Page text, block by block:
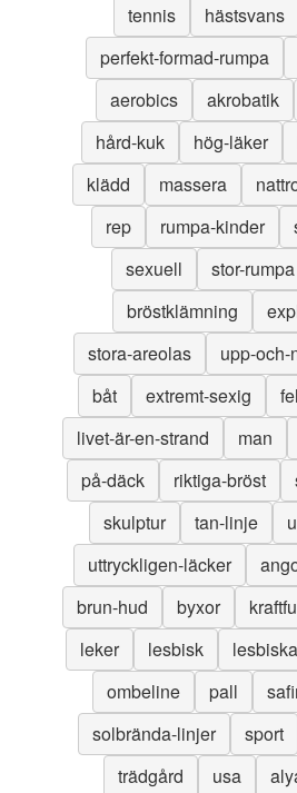
tennis
hästsvans
perfekt-formad-rumpa
aerobics
akrobatik
hård-kuk
hög-läker
klädd
massera
rep
rumpa-kinder
sexuell
stor-rumpa
bröstklämning
stora-areolas
upp-och-
båt
extremt-sexig
livet-är-en-strand
man
på-däck
riktiga-bröst
skulptur
tan-linje
uttryckligen-läcker
brun-hud
byxor
leker
lesbisk lesbiska
ombeline
pall
solbrända-linjer
sport
trädgård
usa